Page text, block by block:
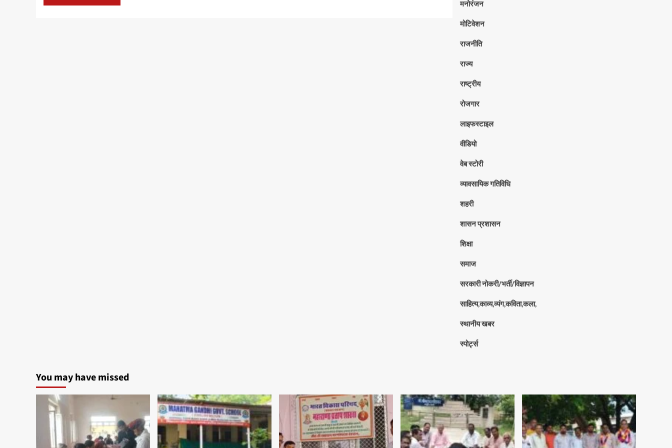
मनोरंजन
मोटिवेशन
राजनीति
राज्य
राष्ट्रीय
रोजगार
लाइफस्टाइल
वीडियो
वेब स्टोरी
व्यावसायिक गतिविधि
शहरी
शासन प्रशासन
शिक्षा
समाज
सरकारी नोकरी/भर्ती/विज्ञापन
साहित्य,काव्य,व्यंग,कविता,कला,
स्थानीय खबर
स्पोर्ट्स
You may have missed